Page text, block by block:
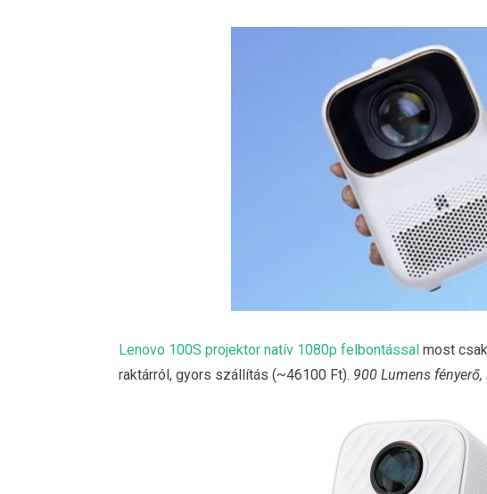
Lenovo 100S projektor natív 1080p felbontással most
raktárról, gyors szállítás (~46100 Ft). 900 Lumens